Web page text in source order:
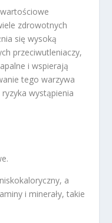
zdrowotnych
się wysoką
przeciwutleniaczy,
i wspierają
tego warzywa
wystąpienia
a
i minerały, takie